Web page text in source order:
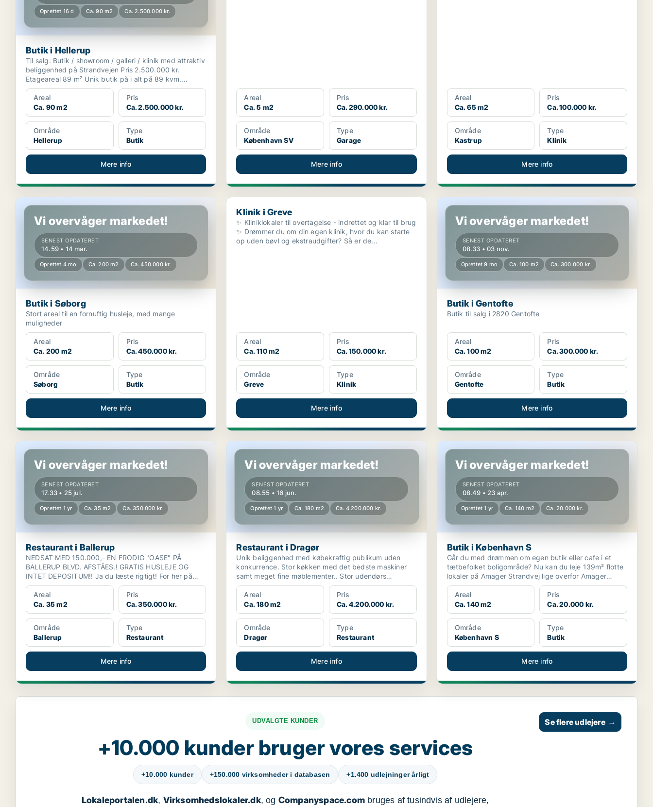
Oprettet 16 d Ca. 90 m2 Ca. 2.500.000 kr.
Butik i Hellerup
Til salg: Butik / showroom / galleri / klinik med attraktiv
beliggenhed på Strandvejen Pris 2.500.000 kr.
Etageareal 89 m² Unik butik på i alt på 89 kvm....
Areal
Ca. 90 m2
Pris
Ca. 2.500.000 kr.
Område
Hellerup
Type
Butik
Mere info
Areal
Ca. 5 m2
Pris
Ca. 290.000 kr.
Område
København SV
Type
Garage
Mere info
Areal
Ca. 65 m2
Pris
Ca. 100.000 kr.
Område
Kastrup
Type
Klinik
Mere info
Butik i Søborg
Vi overvåger markedet!
SENEST OPDATERET
14.59 • 14 mar.
Oprettet 4 mo Ca. 200 m2 Ca. 450.000 kr.
Butik i Søborg
Stort areal til en fornuftig husleje, med mange
muligheder
Areal
Ca. 200 m2
Pris
Ca. 450.000 kr.
Område
Søborg
Type
Butik
Mere info
Klinik i Greve
Klinik i Greve
✨ Kliniklokaler til overtagelse - indrettet og klar til brug
✨ Drømmer du om din egen klinik, hvor du kan starte
op uden bøvl og ekstraudgifter? Så er de...
Areal
Ca. 110 m2
Pris
Ca. 150.000 kr.
Område
Greve
Type
Klinik
Mere info
Butik i Gentofte
Vi overvåger markedet!
SENEST OPDATERET
08.33 • 03 nov.
Oprettet 9 mo Ca. 100 m2 Ca. 300.000 kr.
Butik i Gentofte
Butik til salg i 2820 Gentofte
Areal
Ca. 100 m2
Pris
Ca. 300.000 kr.
Område
Gentofte
Type
Butik
Mere info
Restaurant i Ballerup
Vi overvåger markedet!
SENEST OPDATERET
17.33 • 25 jul.
Oprettet 1 yr Ca. 35 m2 Ca. 350.000 kr.
Restaurant i Ballerup
NEDSAT MED 150.000,- EN FRODIG "OASE" PÅ
BALLERUP BLVD. AFSTÅES.! GRATIS HUSLEJE OG
INTET DEPOSITUM!! Ja du læste rigtigt! For her på
Ballerup Blvd. 8...
Areal
Ca. 35 m2
Pris
Ca. 350.000 kr.
Område
Ballerup
Type
Restaurant
Mere info
Restaurant i Dragør
Vi overvåger markedet!
SENEST OPDATERET
08.55 • 16 jun.
Oprettet 1 yr Ca. 180 m2 Ca. 4.200.000 kr.
Restaurant i Dragør
Unik beliggenhed med købekraftig publikum uden
konkurrence. Stor køkken med det bedste maskiner
samt meget fine møblementer.. Stor udendørs
servering, privat...
Areal
Ca. 180 m2
Pris
Ca. 4.200.000 kr.
Område
Dragør
Type
Restaurant
Mere info
Butik i København S
Vi overvåger markedet!
SENEST OPDATERET
08.49 • 23 apr.
Oprettet 1 yr Ca. 140 m2 Ca. 20.000 kr.
Butik i København S
Går du med drømmen om egen butik eller cafe i et
tætbefolket boligområde? Nu kan du leje 139m² flotte
lokaler på Amager Strandvej lige overfor Amager
Stran...
Areal
Ca. 140 m2
Pris
Ca. 20.000 kr.
Område
København S
Type
Butik
Mere info
UDVALGTE KUNDER
+10.000 kunder bruger vores services
+10.000 kunder +150.000 virksomheder i databasen +1.400 udlejninger årligt
Lokaleportalen.dk, Virksomhedslokaler.dk, og Companyspace.combruges af tusindvis af udlejere,
Se flere udlejere →